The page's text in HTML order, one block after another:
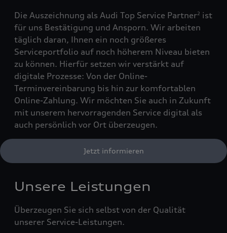
Die Auszeichnung als Audi Top Service Partner2 ist
für uns Bestätigung und Ansporn. Wir arbeiten
täglich daran, Ihnen ein noch größeres
Serviceportfolio auf noch höherem Niveau bieten
zu können. Hierfür setzen wir verstärkt auf
digitale Prozesse: Von der Online-
Terminvereinbarung bis hin zur komfortablen
Online-Zahlung. Wir möchten Sie auch in Zukunft
mit unserem hervorragenden Service digital als
auch persönlich vor Ort überzeugen.
Jetzt informieren
Unsere Leistungen
Überzeugen Sie sich selbst von der Qualität
unserer Service-Leistungen.